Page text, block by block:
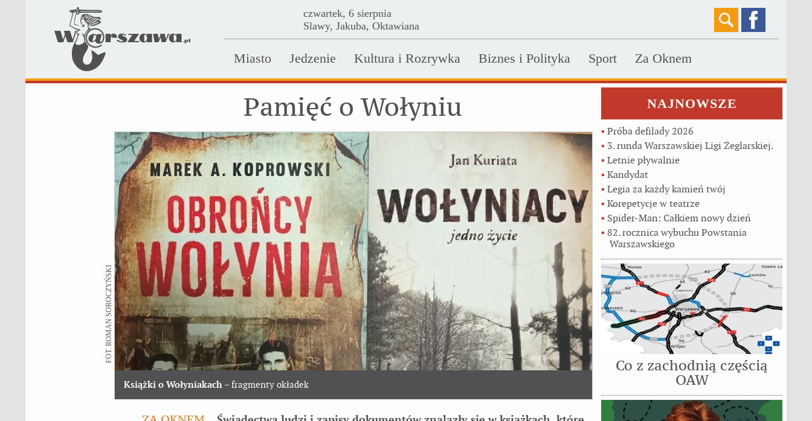
czwartek, 6 sierpnia
Slawy, Jakuba, Oktawiana
Miasto Jedzenie Kultura i Rozrywka Biznes i Polityka Sport Za Oknem
Pamięć o Wołyniu
Książki o Wołyniakach – fragmenty okładek
FOT. ROMAN SOROCZYŃSKI
NAJNOWSZE
Próba defilady 2026
3. runda Warszawskiej Ligi Żeglarskiej.
Letnie pływalnie
Kandydat
Legia za każdy kamień twój
Korepetycje w teatrze
Spider-Man: Całkiem nowy dzień
82. rocznica wybuchu Powstania
Warszawskiego
Co z zachodnią częścią
OAW